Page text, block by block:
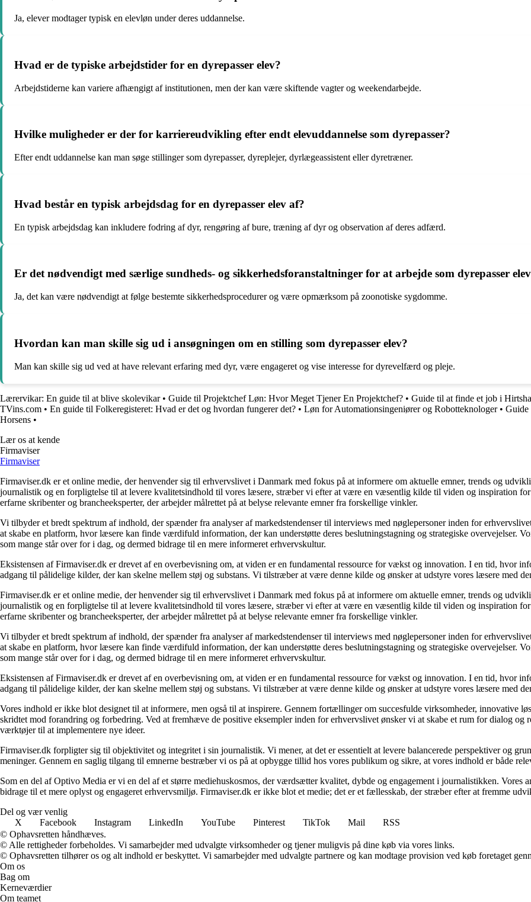
Ja, elever modtager typisk en elevløn under deres uddannelse.
Hvad er de typiske arbejdstider for en dyrepasser elev?
Arbejdstiderne kan variere afhængigt af institutionen, men der kan være skiftende vagter og weekendarbejde.
Hvilke muligheder er der for karriereudvikling efter endt elevuddannelse som dyrepasser?
Efter endt uddannelse kan man søge stillinger som dyrepasser, dyreplejer, dyrlægeassistent eller dyretræner.
Hvad består en typisk arbejdsdag for en dyrepasser elev af?
En typisk arbejdsdag kan inkludere fodring af dyr, rengøring af bure, træning af dyr og observation af deres adfærd.
Er det nødvendigt med særlige sundheds- og sikkerhedsforanstaltninger for at arbejde som dyrepasser
Ja, det kan være nødvendigt at følge bestemte sikkerhedsprocedurer og være opmærksom på zoonotiske sygdomme.
Hvordan kan man skille sig ud i ansøgningen om en stilling som dyrepasser elev?
Man kan skille sig ud ved at have relevant erfaring med dyr, være engageret og vise interesse for dyrevelfærd og pleje.
Lærervikar: En guide til at blive skolevikar• Guide til Projektchef Løn: Hvor Meget Tjener En Projektchef? • Guide til at finde et job i
TVins.com • En guide til Folkeregisteret: Hvad er det og hvordan fungerer det? • Løn for Automationsingeniører og Robotteknologer• Guide
Horsens •
Lær os at kende
Firmaviser
Firmaviser
Firmaviser.dk er et online medie, der henvender sig til erhvervslivet i Danmark med fokus på at informere om aktuelle emner, trends og
journalistik og en forpligtelse til at levere kvalitetsindhold til vores læsere, stræber vi efter at være en væsentlig kilde til viden og inspiration for
erfarne skribenter og brancheeksperter, der arbejder målrettet på at belyse relevante emner fra forskellige vinkler.
Vi tilbyder et bredt spektrum af indhold, der spænder fra analyser af markedstendenser til interviews med nøglepersoner inden for
at skabe en platform, hvor læsere kan finde værdifuld information, der kan understøtte deres beslutningstagning og strategiske overvejelser.
som mange står over for i dag, og dermed bidrage til en mere informeret erhvervskultur.
Eksistensen af Firmaviser.dk er drevet af en overbevisning om, at viden er en fundamental ressource for vækst og innovation. I en tid, hvor
adgang til pålidelige kilder, der kan skelne mellem støj og substans. Vi tilstræber at være denne kilde og ønsker at udstyre vores læsere med
Firmaviser.dk er et online medie, der henvender sig til erhvervslivet i Danmark med fokus på at informere om aktuelle emner, trends og
journalistik og en forpligtelse til at levere kvalitetsindhold til vores læsere, stræber vi efter at være en væsentlig kilde til viden og inspiration for
erfarne skribenter og brancheeksperter, der arbejder målrettet på at belyse relevante emner fra forskellige vinkler.
Vi tilbyder et bredt spektrum af indhold, der spænder fra analyser af markedstendenser til interviews med nøglepersoner inden for
at skabe en platform, hvor læsere kan finde værdifuld information, der kan understøtte deres beslutningstagning og strategiske overvejelser.
som mange står over for i dag, og dermed bidrage til en mere informeret erhvervskultur.
Eksistensen af Firmaviser.dk er drevet af en overbevisning om, at viden er en fundamental ressource for vækst og innovation. I en tid, hvor
adgang til pålidelige kilder, der kan skelne mellem støj og substans. Vi tilstræber at være denne kilde og ønsker at udstyre vores læsere med
Vores indhold er ikke blot designet til at informere, men også til at inspirere. Gennem fortællinger om succesfulde virksomheder, innovative
skridtet mod forandring og forbedring. Ved at fremhæve de positive eksempler inden for erhvervslivet ønsker vi at skabe et rum for dialog
værktøjer til at implementere nye ideer.
Firmaviser.dk forpligter sig til objektivitet og integritet i sin journalistik. Vi mener, at det er essentielt at levere balancerede perspektiver og
meninger. Gennem en saglig tilgang til emnerne bestræber vi os på at opbygge tillid hos vores publikum og sikre, at vores indhold er både
Som en del af Optivo Media er vi en del af et større mediehuskosmos, der værdsætter kvalitet, dybde og engagement i journalistikken.
bidrage til et mere oplyst og engageret erhvervsmiljø. Firmaviser.dk er ikke blot et medie; det er et fællesskab, der stræber efter at fremme
Del og vær venlig
X
Facebook Instagram LinkedIn YouTube Pinterest TikTok Mail
RSS
© Ophavsretten håndhæves.
© Alle rettigheder forbeholdes. Vi samarbejder med udvalgte virksomheder og tjener muligvis på dine køb via vores links.
© Ophavsretten tilhører os og alt indhold er beskyttet. Vi samarbejder med udvalgte partnere og kan modtage provision ved køb foretaget
Om os
Bag om
Kerneværdier
Om teamet